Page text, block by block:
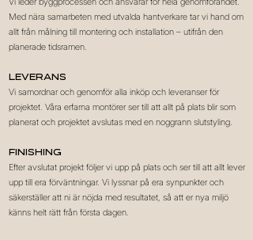
Med nära samarbeten med utvalda hantverkare tar vi hand om
allt från målning till montering och installation – utifrån den
planerade tidsramen.
Leverans
Vi samordnar och genomför alla inköp och leveranser för
projektet. Våra erfarna montörer ser till att allt på plats blir som
planerat och projektet avslutas med en noggrann slutstyling.
Finishing
Efter avslutat projekt följer vi upp på plats och ser till att allt lever
upp till era förväntningar. Vi lyssnar på era synpunkter och
säkerställer att ni är nöjda med resultatet, så att er nya miljö
känns helt rätt från första dagen.